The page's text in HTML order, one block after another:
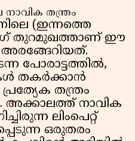
തന്ത്രം
(ഇന്നത്തെ
തുറമുഖത്താണ് ഈ
അരങ്ങേറിയത്.
പോരാട്ടത്തിൽ,
തകർക്കാൻ
തന്ത്രം
നാവിക
ലിംപെറ്റ്
ഒരുതരം